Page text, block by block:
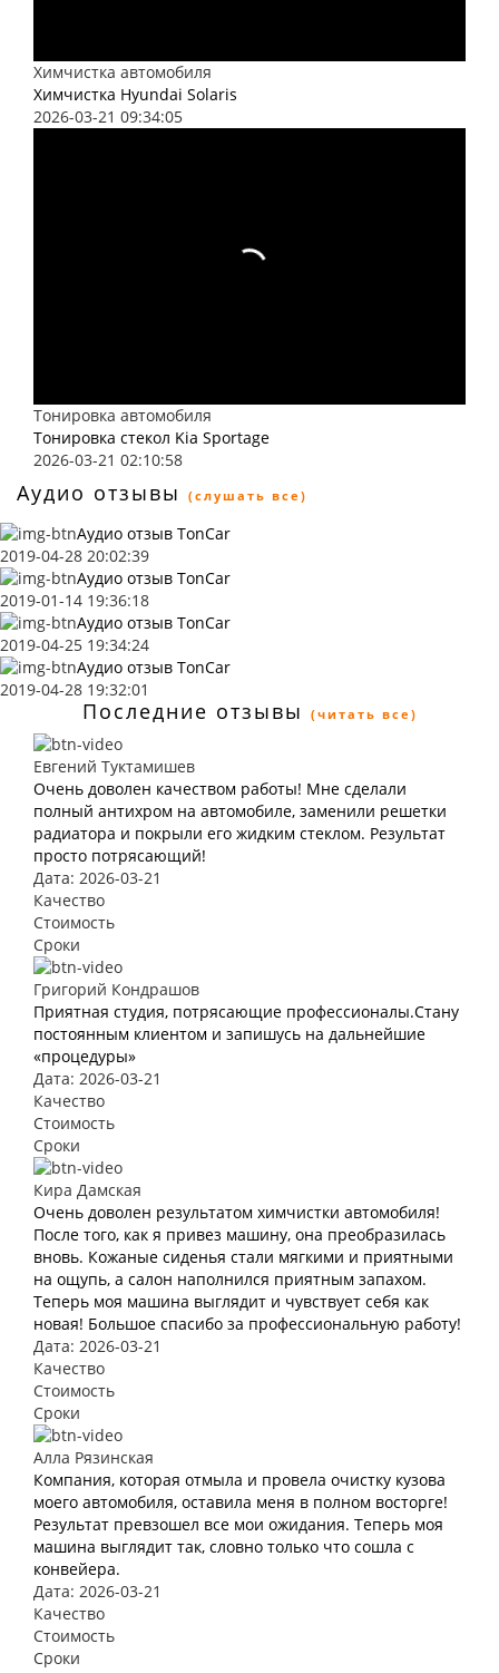
Химчистка автомобиля
Химчистка Hyundai Solaris
2026-03-21 09:34:05
Тонировка автомобиля
Тонировка стекол Kia Sportage
2026-03-21 02:10:58
Аудио отзывы (слушать все)
Аудио отзыв TonCar
2019-04-28 20:02:39
Аудио отзыв TonCar
2019-01-14 19:36:18
Аудио отзыв TonCar
2019-04-25 19:34:24
Аудио отзыв TonCar
2019-04-28 19:32:01
Последние отзывы (читать все)
Евгений Туктамишев
Очень доволен качеством работы! Мне сделали
полный антихром на автомобиле, заменили решетки
радиатора и покрыли его жидким стеклом. Результат
просто потрясающий!
Дата: 2026-03-21
Качество
Стоимость
Сроки
Григорий Кондрашов
Приятная студия, потрясающие профессионалы.Стану
постоянным клиентом и запишусь на дальнейшие
«процедуры»
Дата: 2026-03-21
Качество
Стоимость
Сроки
Кира Дамская
Очень доволен результатом химчистки автомобиля!
После того, как я привез машину, она преобразилась
вновь. Кожаные сиденья стали мягкими и приятными
на ощупь, а салон наполнился приятным запахом.
Теперь моя машина выглядит и чувствует себя как
новая! Большое спасибо за профессиональную работу!
Дата: 2026-03-21
Качество
Стоимость
Сроки
Алла Рязинская
Компания, которая отмыла и провела очистку кузова
моего автомобиля, оставила меня в полном восторге!
Результат превзошел все мои ожидания. Теперь моя
машина выглядит так, словно только что сошла с
конвейера.
Дата: 2026-03-21
Качество
Стоимость
Сроки